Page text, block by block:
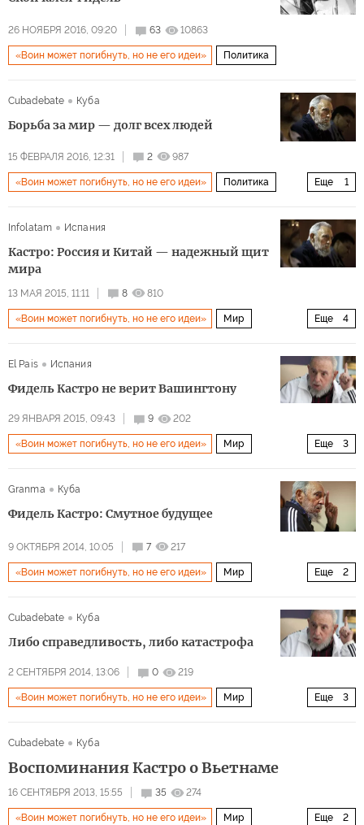
26 НОЯБРЯ 2016, 09:20 63 10863
«Воин может погибнуть, но не его идеи» Политика
Cubadebate Куба
Борьба за мир — долг всех людей
15 ФЕВРАЛЯ 2016, 12:31 2 987
Еще 1
«Воин может погибнуть, но не его идеи» Политика
Infolatam
Испания
Кастро: Россия и Китай — надежный щит
мира
13 МАЯ 2015, 11:11 8 810
Еще 4
«Воин может погибнуть, но не его идеи» Мир
El Pais Испания
Фидель Кастро не верит Вашингтону
29 ЯНВАРЯ 2015, 09:43 9 202
Еще 3
«Воин может погибнуть, но не его идеи» Мир
Granma
Куба
Фидель Кастро: Смутное будущее
9 ОКТЯБРЯ 2014, 10:05 7 217
Еще 2
«Воин может погибнуть, но не его идеи» Мир
Cubadebate
Куба
Либо справедливость, либо катастрофа
2 СЕНТЯБРЯ 2014, 13:06 0 219
Еще 3
«Воин может погибнуть, но не его идеи» Мир
Cubadebate
Куба
Воспоминания Кастро о Вьетнаме
16 СЕНТЯБРЯ 2013, 15:55 35 274
Еще 2
«Воин может погибнуть, но не его идеи» Мир